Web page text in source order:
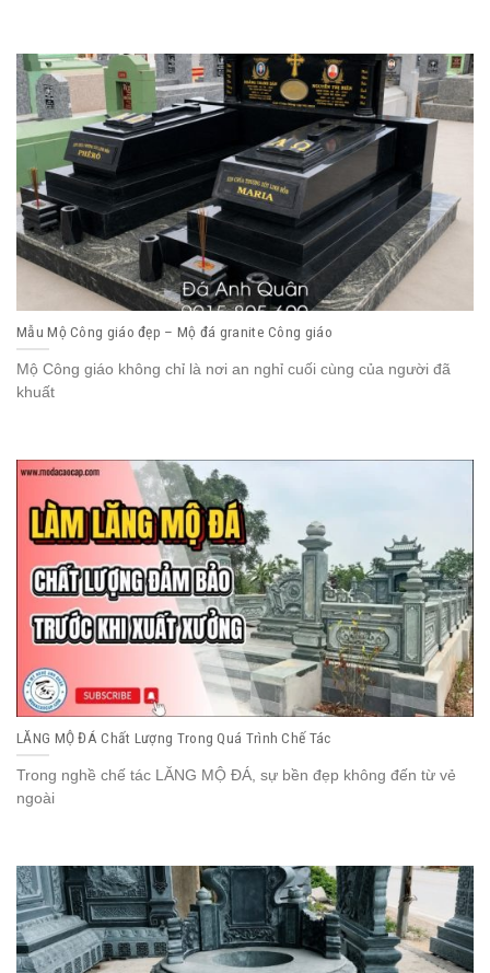
Mẫu Mộ Công giáo đẹp – Mộ đá granite Công giáo
Mộ Công giáo không chỉ là nơi an nghỉ cuối cùng của người đã
khuất
LĂNG MỘ ĐÁ Chất Lượng Trong Quá Trình Chế Tác
Trong nghề chế tác LĂNG MỘ ĐÁ, sự bền đẹp không đến từ vẻ
ngoài